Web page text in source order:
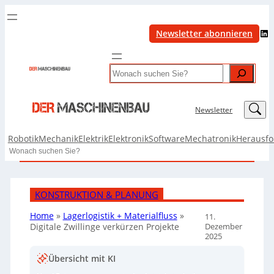
Newsletter abonnieren LinkedIn
Search
Newsletter LinkedIn
RobotikMechanikElektrikElektronikSoftwareMechatronik
Search
KONSTRUKTION & PLANUNG
Home» Lagerlogistik + Materialfluss »
Digitale Zwillinge verkürzen Projekte
11.
Dezember
2025
Übersicht mit KI